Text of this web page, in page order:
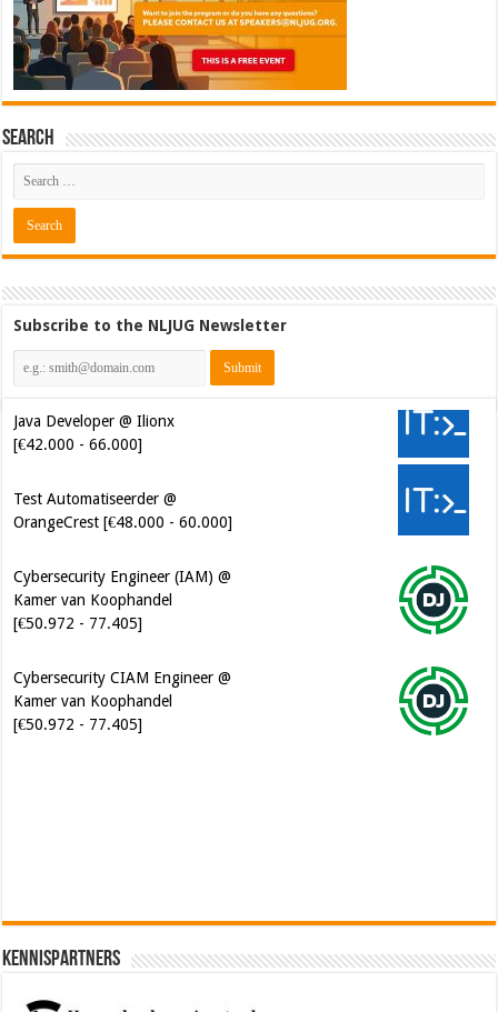
Search
Subscribe to the NLJUG Newsletter
Java Developer @ Ilionx
[€42.000 - 66.000]
Test Automatiseerder @
OrangeCrest [€48.000 - 60.000]
Cybersecurity Engineer (IAM) @
Kamer van Koophandel
[€50.972 - 77.405]
Cybersecurity CIAM Engineer @
Kamer van Koophandel
[€50.972 - 77.405]
Kennispartners